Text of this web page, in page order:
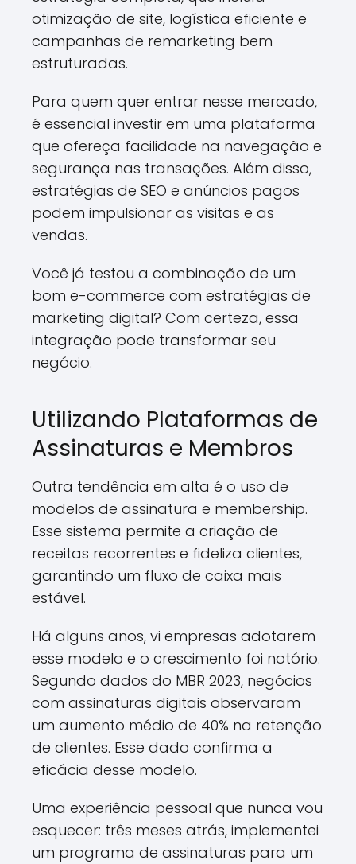
otimização de site, logística eficiente e
campanhas de remarketing bem
estruturadas.
Para quem quer entrar nesse mercado,
é essencial investir em uma plataforma
que ofereça facilidade na navegação e
segurança nas transações. Além disso,
estratégias de SEO e anúncios pagos
podem impulsionar as visitas e as
vendas.
Você já testou a combinação de um
bom e-commerce com estratégias de
marketing digital? Com certeza, essa
integração pode transformar seu
negócio.
Utilizando Plataformas de
Assinaturas e Membros
Outra tendência em alta é o uso de
modelos de assinatura e membership.
Esse sistema permite a criação de
receitas recorrentes e fideliza clientes,
garantindo um fluxo de caixa mais
estável.
Há alguns anos, vi empresas adotarem
esse modelo e o crescimento foi notório.
Segundo dados do MBR 2023, negócios
com assinaturas digitais observaram
um aumento médio de 40% na retenção
de clientes. Esse dado confirma a
eficácia desse modelo.
Uma experiência pessoal que nunca vou
esquecer: três meses atrás, implementei
um programa de assinaturas para um